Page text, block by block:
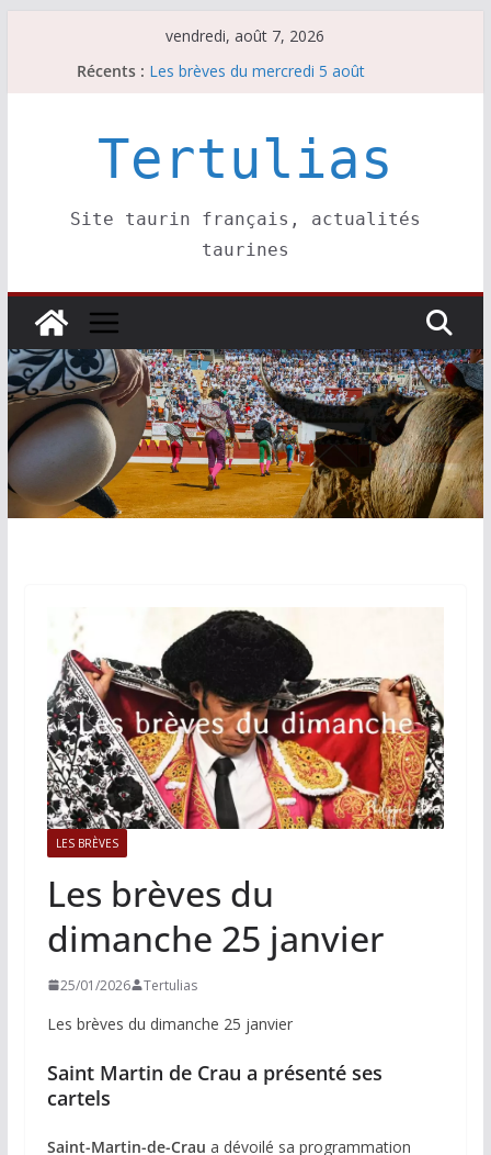
vendredi, août 7, 2026
Récents :
Les brèves du jeudi 6 août
Les brèves du mercredi 5 août
Escalafón 2026 – novilleros –
Tertulias
Site taurin français, actualités
taurines
LES BRÈVES
Les brèves du
dimanche 25 janvier
25/01/2026 Tertulias
Les brèves du dimanche 25 janvier
Saint Martin de Crau a présenté ses
cartels
Saint-Martin-de-Crau a dévoilé sa programmation